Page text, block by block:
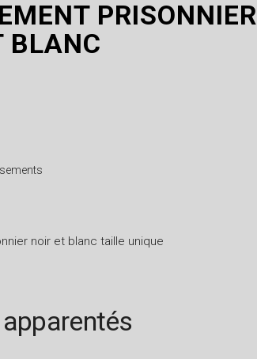
PRISONNIER
BLANC
noir et blanc taille unique